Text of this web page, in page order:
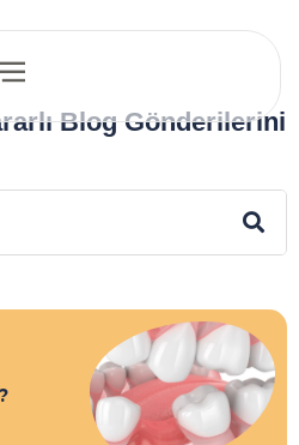
Blog Gönderilerini